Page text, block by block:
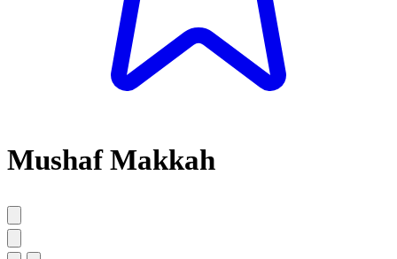
Mushaf Makkah